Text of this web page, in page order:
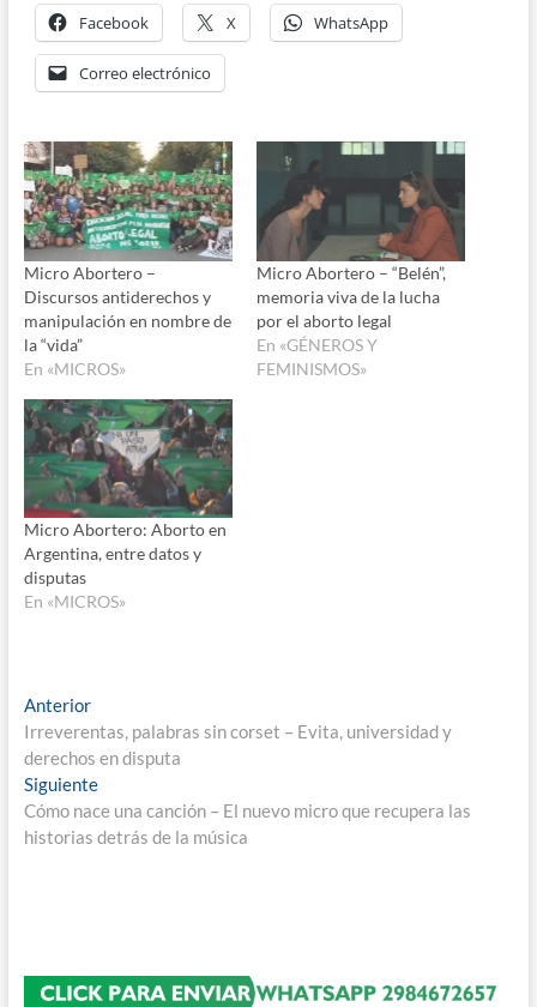
Facebook X WhatsApp
Correo electrónico
Micro Abortero –
Discursos antiderechos y
manipulación en nombre de
la “vida”
En «MICROS»
Micro Abortero – “Belén”,
memoria viva de la lucha
por el aborto legal
En «GÉNEROS Y
FEMINISMOS»
Micro Abortero: Aborto en
Argentina, entre datos y
disputas
En «MICROS»
Navegación
de
entradas
AnteriorEntrada
anterior:
Irreverentas, palabras sin corset – Evita, universidad y
derechos en disputa
SiguienteEntrada
siguiente:
Cómo nace una canción – El nuevo micro que recupera las
historias detrás de la música